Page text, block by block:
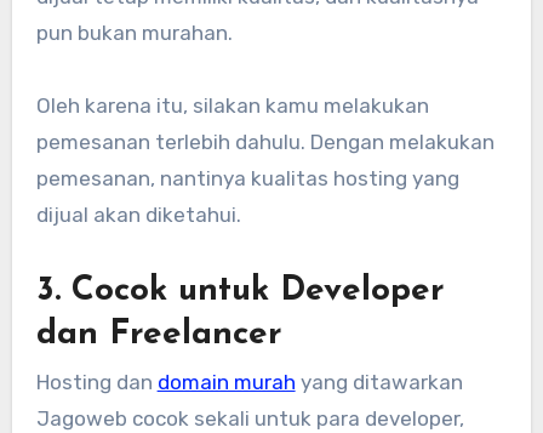
pun bukan murahan.
Oleh karena itu, silakan kamu melakukan
pemesanan terlebih dahulu. Dengan melakukan
pemesanan, nantinya kualitas hosting yang
dijual akan diketahui.
3. Cocok untuk Developer
dan Freelancer
Hosting dan domain murah yang ditawarkan
Jagoweb cocok sekali untuk para developer,